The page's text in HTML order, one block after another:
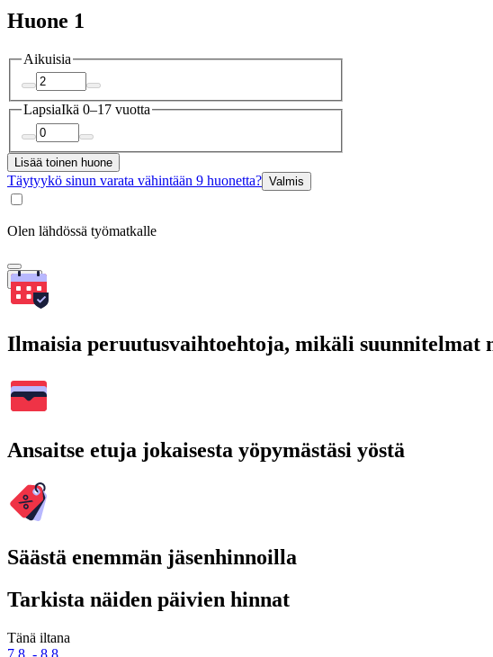
Huone 1
Aikuisia
LapsiaIkä 0–17 vuotta
Lisää toinen huone
Täytyykö sinun varata vähintään 9 huonetta? Valmis
Olen lähdössä työmatkalle
Hae
Ilmaisia peruutusvaihtoehtoja, mikäli suunnitelmat
Ansaitse etuja jokaisesta yöpymästäsi yöstä
Säästä enemmän jäsenhinnoilla
Tarkista näiden päivien hinnat
Tänä iltana